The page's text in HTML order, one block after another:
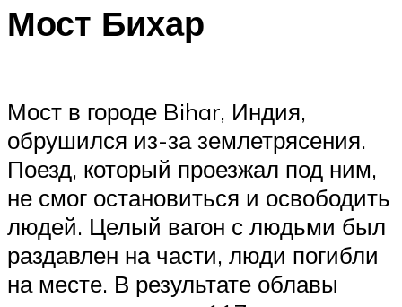
Мост Бихар
Мост в городе Bihar, Индия,
обрушился из-за землетрясения.
Поезд, который проезжал под ним,
не смог остановиться и освободить
людей. Целый вагон с людьми был
раздавлен на части, люди погибли
на месте. В результате облавы